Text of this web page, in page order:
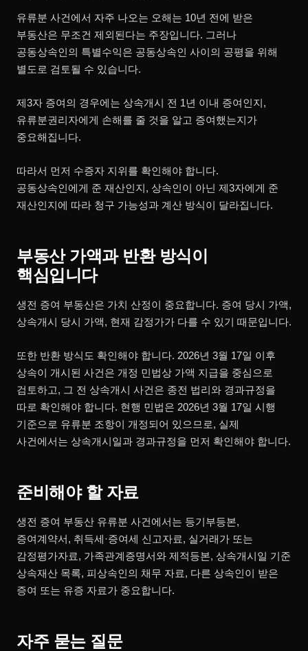
유류분 사건에서 자주 나오는 오해는 10년 전에 받은
부동산은 무조건 제외된다는 주장입니다. 그러나
공동상속인의 특별수익은 공동상속인 사이의 공평을 위해
별도로 검토될 수 있습니다.
제3자 증여의 경우에는 상속개시 전 1년 이내 증여인지,
유류분권리자에게 손해를 줄 것을 알고 증여했는지가
중요해집니다.
따라서 먼저 수증자 지위를 확인해야 합니다.
공동상속인에게 준 재산인지, 상속인이 아닌 제3자에게 준
재산인지에 따라 청구 가능성과 계산 방식이 달라집니다.
부동산 가액과 반환 방식이
핵심입니다
생전 증여 부동산은 가치 산정이 중요합니다. 증여 당시 가액,
상속개시 당시 가액, 현재 감정가가 다를 수 있기 때문입니다.
또한 반환 방식도 확인해야 합니다. 2026년 3월 17일 이후
상속이 개시된 사건은 개정 민법상 가액 지급을 중심으로
검토하고, 그 전 상속개시 사건은 종전 법리와 경과규정을
따로 확인해야 합니다. 현행 민법은 2026년 3월 17일 시행
기준으로 유류분 조항이 개정되어 있으므로, 실제
사건에서는 상속개시일과 경과규정을 먼저 확인해야 합니다.
준비해야 할 자료
생전 증여 부동산 유류분 사건에서는 등기부등본,
증여계약서, 취득세·증여세 신고자료, 실거래가 또는
감정평가자료, 가족관계증명서와 제적등본, 상속개시일 기준
상속재산 목록, 피상속인의 채무 자료, 다른 상속인이 받은
증여 또는 유증 자료가 중요합니다.
자주 묻는 질문